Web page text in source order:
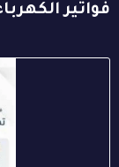
فواتير